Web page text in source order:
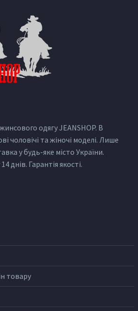
одягу JEANSHOP. В
чоловічі та жіночі моделі. Лише
у будь-яке місто України.
днів. Гарантія якості.
товару